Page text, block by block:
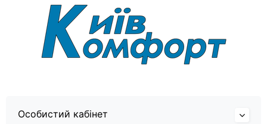
Особистий кабінет